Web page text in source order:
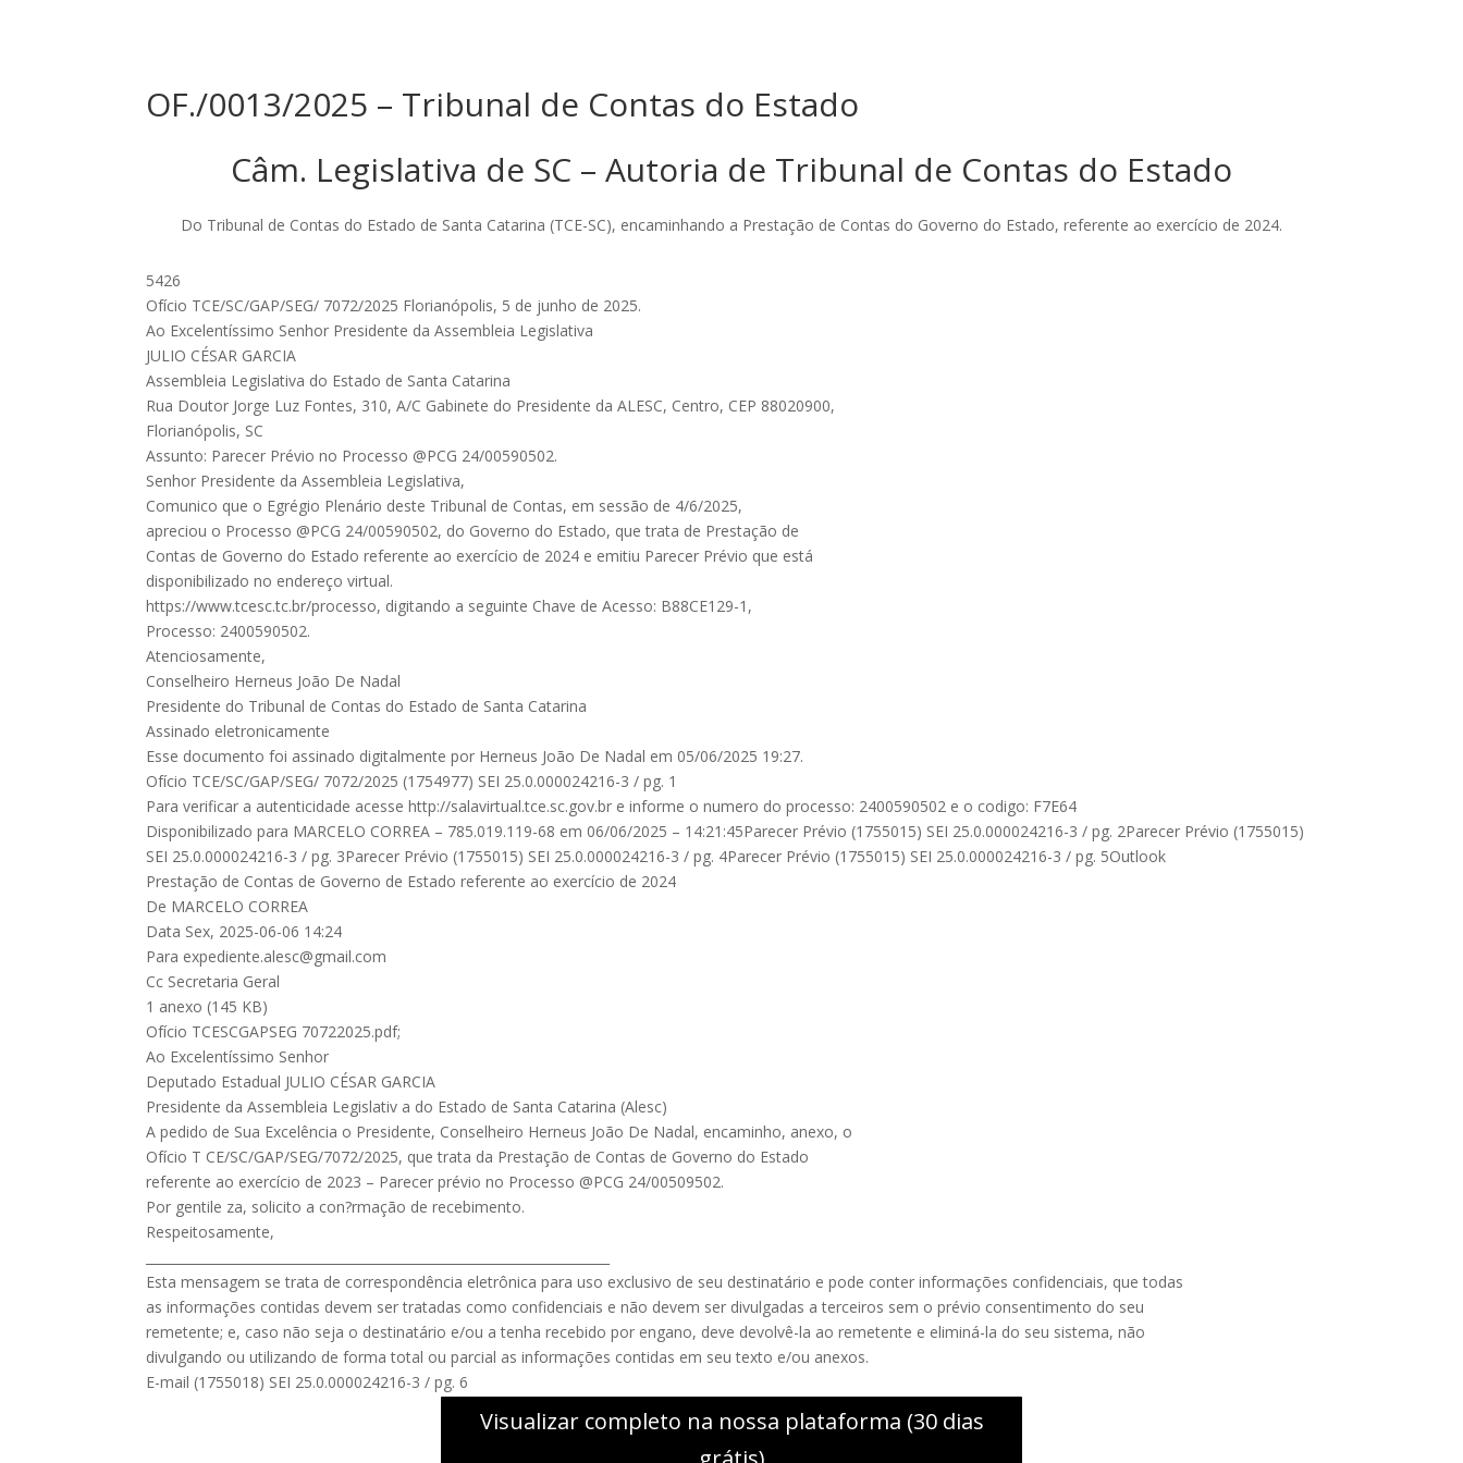
OF./0013/2025 – Tribunal de Contas do Estado
Câm. Legislativa de SC – Autoria de Tribunal de Contas do Estado
Do Tribunal de Contas do Estado de Santa Catarina (TCE-SC), encaminhando a Prestação de Contas do Governo do Estado, referente ao exercício de 2024.
5426
Ofício TCE/SC/GAP/SEG/ 7072/2025 Florianópolis, 5 de junho de 2025.
Ao Excelentíssimo Senhor Presidente da Assembleia Legislativa
JULIO CÉSAR GARCIA
Assembleia Legislativa do Estado de Santa Catarina
Rua Doutor Jorge Luz Fontes, 310, A/C Gabinete do Presidente da ALESC, Centro, CEP 88020900,
Florianópolis, SC
Assunto: Parecer Prévio no Processo @PCG 24/00590502.
Senhor Presidente da Assembleia Legislativa,
Comunico que o Egrégio Plenário deste Tribunal de Contas, em sessão de 4/6/2025,
apreciou o Processo @PCG 24/00590502, do Governo do Estado, que trata de Prestação de
Contas de Governo do Estado referente ao exercício de 2024 e emitiu Parecer Prévio que está
disponibilizado no endereço virtual.
https://www.tcesc.tc.br/processo, digitando a seguinte Chave de Acesso: B88CE129-1,
Processo: 2400590502.
Atenciosamente,
Conselheiro Herneus João De Nadal
Presidente do Tribunal de Contas do Estado de Santa Catarina
Assinado eletronicamente
Esse documento foi assinado digitalmente por Herneus João De Nadal em 05/06/2025 19:27.
Ofício TCE/SC/GAP/SEG/ 7072/2025 (1754977) SEI 25.0.000024216-3 / pg. 1
Para verificar a autenticidade acesse http://salavirtual.tce.sc.gov.br e informe o numero do processo: 2400590502 e o codigo: F7E64
Disponibilizado para MARCELO CORREA – 785.019.119-68 em 06/06/2025 – 14:21:45Parecer Prévio (1755015) SEI 25.0.000024216-3 / pg. 2Parecer Prévio (1755015)
SEI 25.0.000024216-3 / pg. 3Parecer Prévio (1755015) SEI 25.0.000024216-3 / pg. 4Parecer Prévio (1755015) SEI 25.0.000024216-3 / pg. 5Outlook
Prestação de Contas de Governo de Estado referente ao exercício de 2024
De MARCELO CORREA
Data Sex, 2025-06-06 14:24
Para expediente.alesc@gmail.com
Cc Secretaria Geral
1 anexo (145 KB)
Ofício TCESCGAPSEG 70722025.pdf;
Ao Excelentíssimo Senhor
Deputado Estadual JULIO CÉSAR GARCIA
Presidente da Assembleia Legislativ a do Estado de Santa Catarina (Alesc)
A pedido de Sua Excelência o Presidente, Conselheiro Herneus João De Nadal, encaminho, anexo, o
Ofício T CE/SC/GAP/SEG/7072/2025, que trata da Prestação de Contas de Governo do Estado
referente ao exercício de 2023 – Parecer prévio no Processo @PCG 24/00509502.
Por gentile za, solicito a con?rmação de recebimento.
Respeitosamente,
Esta mensagem se trata de correspondência eletrônica para uso exclusivo de seu destinatário e pode conter informações confidenciais, que todas
as informações contidas devem ser tratadas como confidenciais e não devem ser divulgadas a terceiros sem o prévio consentimento do seu
remetente; e, caso não seja o destinatário e/ou a tenha recebido por engano, deve devolvê-la ao remetente e eliminá-la do seu sistema, não
divulgando ou utilizando de forma total ou parcial as informações contidas em seu texto e/ou anexos.
E-mail (1755018) SEI 25.0.000024216-3 / pg. 6
Visualizar completo na nossa plataforma (30 dias